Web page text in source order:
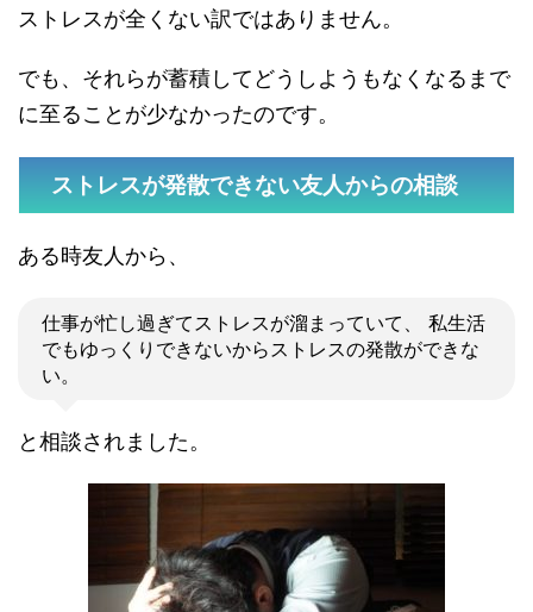
ストレスが全くない訳ではありません。
でも、それらが蓄積してどうしようもなくなるまで
に至ることが少なかったのです。
ストレスが発散できない友人からの相談
ある時友人から、
仕事が忙し過ぎてストレスが溜まっていて、 私生活
でもゆっくりできないからストレスの発散ができな
い。
と相談されました。